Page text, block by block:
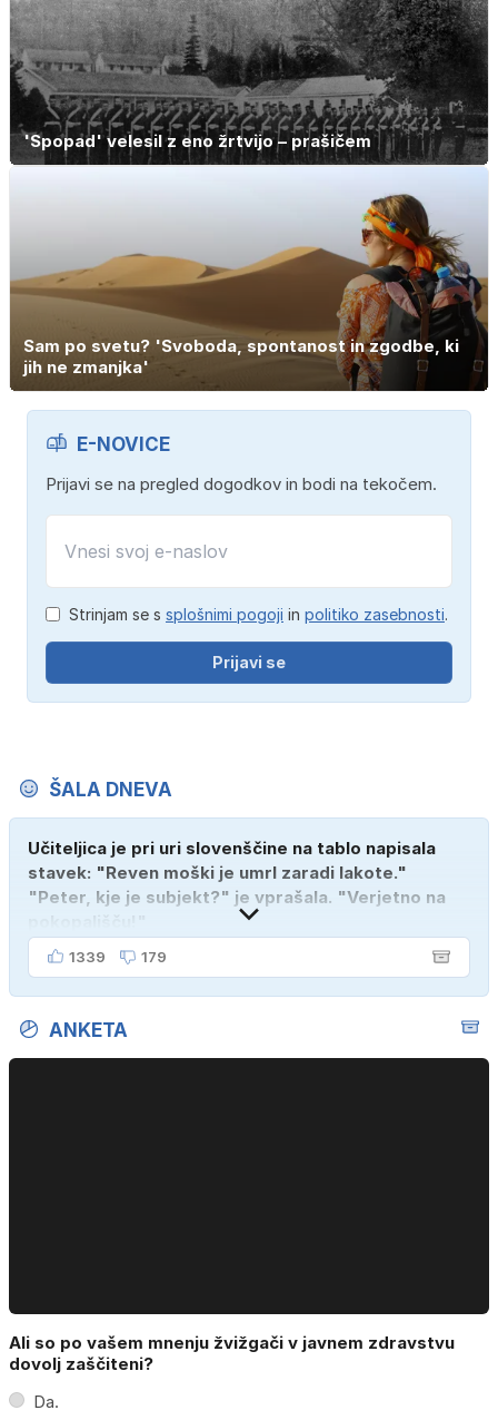
'Spopad' velesil z eno žrtvijo – prašičem
Sam po svetu? 'Svoboda, spontanost in zgodbe, ki
jih ne zmanjka'
E-NOVICE
Prijavi se na pregled dogodkov in bodi na tekočem.
Strinjam se s splošnimi pogoji in politiko zasebnosti.
Prijavi se
ŠALA DNEVA
Učiteljica je pri uri slovenščine na tablo napisala
stavek: "Reven moški je umrl zaradi lakote."
"Peter, kje je subjekt?" je vprašala. "Verjetno na
1339 179
ANKETA
Ali so po vašem mnenju žvižgači v javnem zdravstvu
dovolj zaščiteni?
Da.